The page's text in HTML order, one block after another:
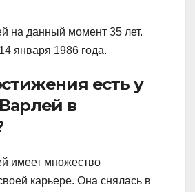
на данный момент 35 лет.
января 1986 года.
есть у
в
имеет множество
карьере. Она снялась в